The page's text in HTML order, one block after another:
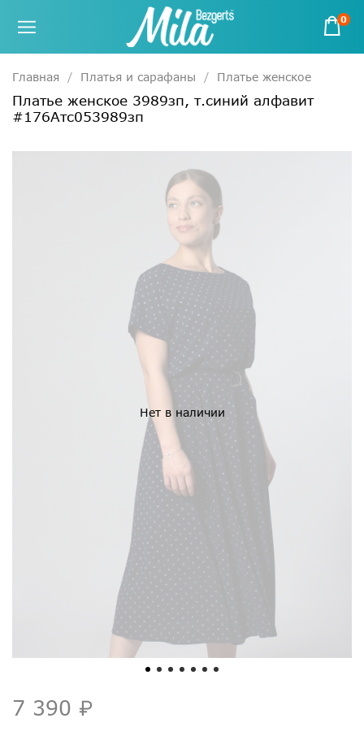
0
Главная Платья и сарафаны Платье женское
Платье женское 3989зп, т.синий алфавит
#176Атс053989зп
Нет в наличии
7 390 ₽